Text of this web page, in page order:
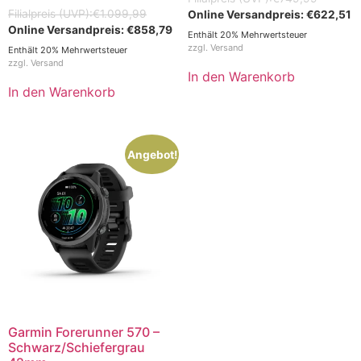
€1.099,99
€858,79
Enthält 20% Mehrwertsteuer
zzgl. Versand
In den Warenkorb
€622,51
Enthält 20% Mehrwertsteuer
zzgl. Versand
In den Warenkorb
Angebot!
Garmin Forerunner 570 –
Schwarz/Schiefergrau